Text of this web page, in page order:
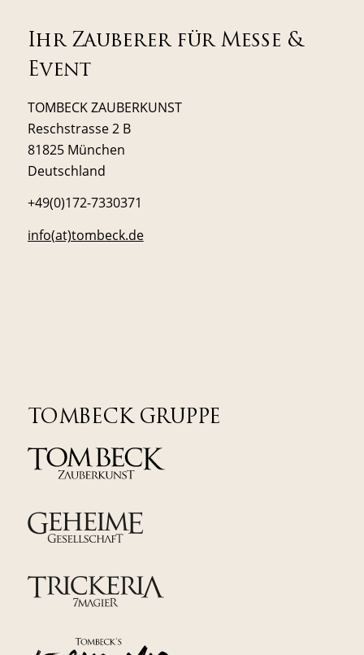
Ihr Zauberer für Messe &
Event
TOMBECK ZAUBERKUNST
Reschstrasse 2 B
81825 München
Deutschland
+49(0)172-7330371
info(at)tombeck.de
TOMBECK GRUPPE